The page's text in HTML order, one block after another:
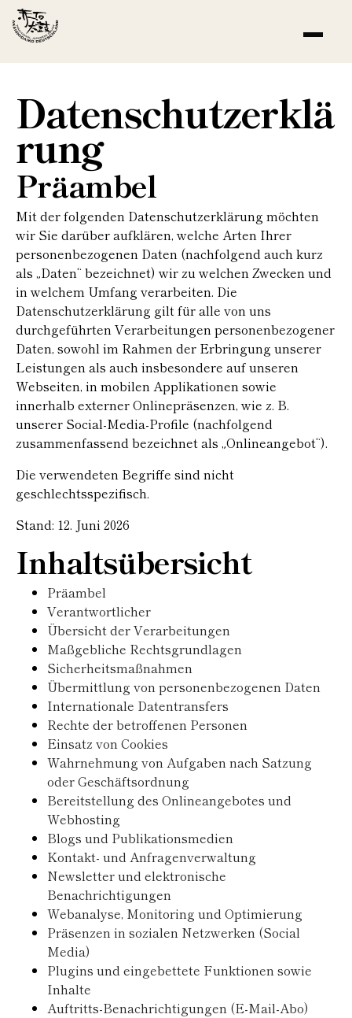
Datenschutzerklä
rung
Präambel
Mit der folgenden Datenschutzerklärung möchten
wir Sie darüber aufklären, welche Arten Ihrer
personenbezogenen Daten (nachfolgend auch kurz
als „Daten“ bezeichnet) wir zu welchen Zwecken und
in welchem Umfang verarbeiten. Die
Datenschutzerklärung gilt für alle von uns
durchgeführten Verarbeitungen personenbezogener
Daten, sowohl im Rahmen der Erbringung unserer
Leistungen als auch insbesondere auf unseren
Webseiten, in mobilen Applikationen sowie
innerhalb externer Onlinepräsenzen, wie z. B.
unserer Social-Media-Profile (nachfolgend
zusammenfassend bezeichnet als „Onlineangebot“).
Die verwendeten Begriffe sind nicht
geschlechtsspezifisch.
Stand: 12. Juni 2026
Inhaltsübersicht
Präambel
Verantwortlicher
Übersicht der Verarbeitungen
Maßgebliche Rechtsgrundlagen
Sicherheitsmaßnahmen
Übermittlung von personenbezogenen Daten
Internationale Datentransfers
Rechte der betroffenen Personen
Einsatz von Cookies
Wahrnehmung von Aufgaben nach Satzung
oder Geschäftsordnung
Bereitstellung des Onlineangebotes und
Webhosting
Blogs und Publikationsmedien
Kontakt- und Anfragenverwaltung
Newsletter und elektronische
Benachrichtigungen
Webanalyse, Monitoring und Optimierung
Präsenzen in sozialen Netzwerken (Social
Media)
Plugins und eingebettete Funktionen sowie
Inhalte
Auftritts-Benachrichtigungen (E-Mail-Abo)